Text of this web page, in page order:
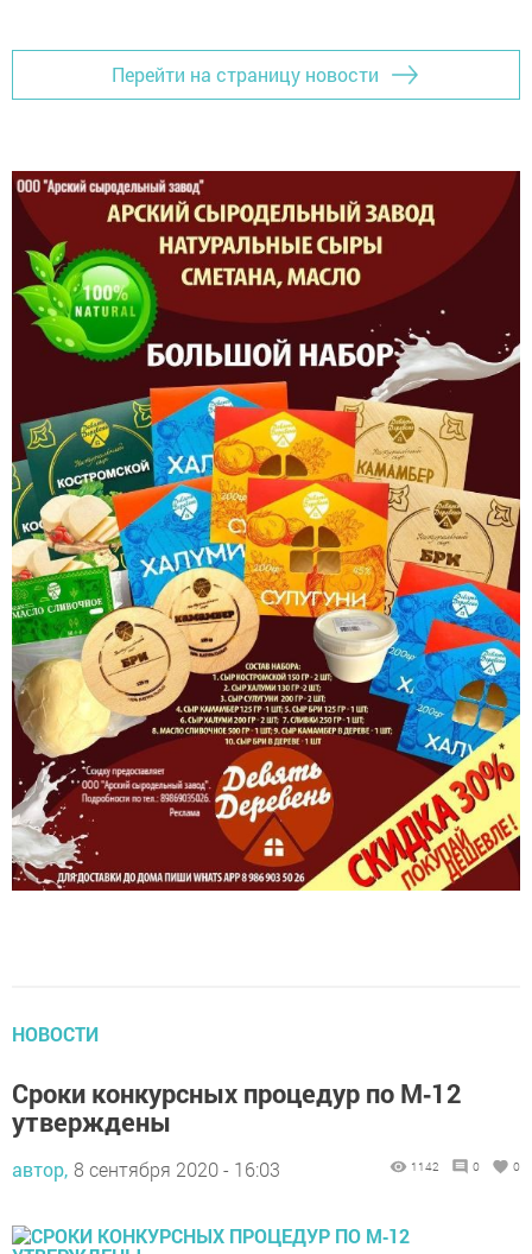
Перейти на страницу новости
Сроки конкурсных процедур по М‑12
утверждены